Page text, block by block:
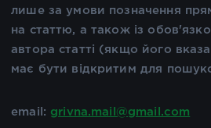
лише за умови позначення
на статтю, а також із
автора статті (якщо його
має бути відкритим для
email: grivna.mail@gmail.com